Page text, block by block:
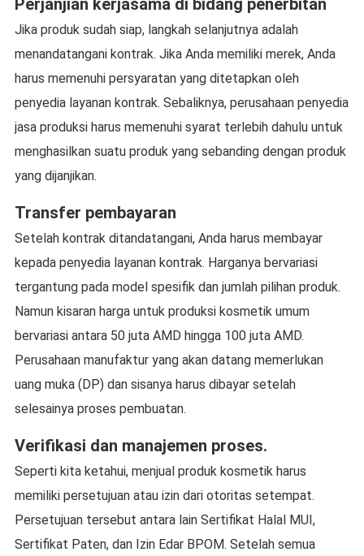
Perjanjian kerjasama di bidang penerbitan
Jika produk sudah siap, langkah selanjutnya adalah
menandatangani kontrak. Jika Anda memiliki merek, Anda
harus memenuhi persyaratan yang ditetapkan oleh
penyedia layanan kontrak. Sebaliknya, perusahaan penyedia
jasa produksi harus memenuhi syarat terlebih dahulu untuk
menghasilkan suatu produk yang sebanding dengan produk
yang dijanjikan.
Transfer pembayaran
Setelah kontrak ditandatangani, Anda harus membayar
kepada penyedia layanan kontrak. Harganya bervariasi
tergantung pada model spesifik dan jumlah pilihan produk.
Namun kisaran harga untuk produksi kosmetik umum
bervariasi antara 50 juta AMD hingga 100 juta AMD.
Perusahaan manufaktur yang akan datang memerlukan
uang muka (DP) dan sisanya harus dibayar setelah
selesainya proses pembuatan.
Verifikasi dan manajemen proses.
Seperti kita ketahui, menjual produk kosmetik harus
memiliki persetujuan atau izin dari otoritas setempat.
Persetujuan tersebut antara lain Sertifikat Halal MUI,
Sertifikat Paten, dan Izin Edar BPOM. Setelah semua